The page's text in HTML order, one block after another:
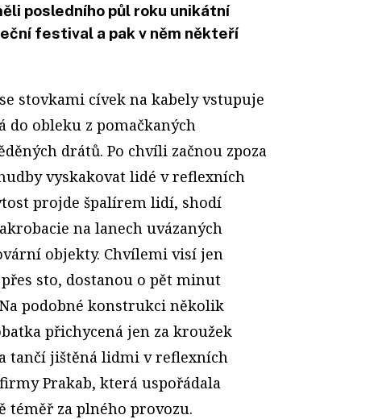
posledního půl roku unikátní
festival a pak v něm někteří
stovkami cívek na kabely vstupuje
do obleku z pomačkaných
drátů. Po chvíli začnou zpoza
vyskakovat lidé v reflexních
projde špalírem lidí, shodí
na lanech uvázaných
objekty. Chvílemi visí jen
sto, dostanou o pět minut
podobné konstrukci několik
přichycená jen za kroužek
tančí jištěná lidmi v reflexních
Prakab, která uspořádala
téměř za plného provozu.